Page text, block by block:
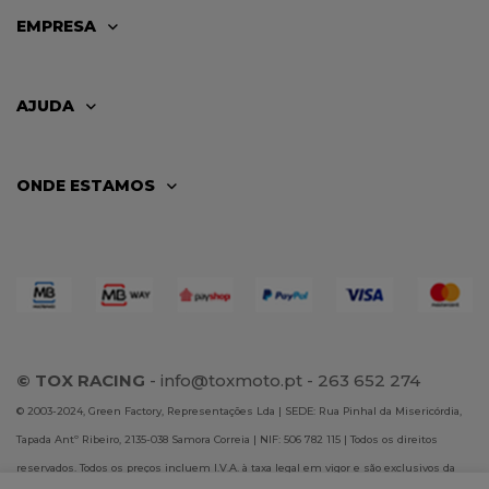
EMPRESA
AJUDA
ONDE ESTAMOS
© TOX RACING - info@toxmoto.pt - 263 652 274
© 2003-2024, Green Factory, Representações Lda | SEDE: Rua Pinhal da Misericórdia,
Tapada Antº Ribeiro, 2135-038 Samora Correia | NIF: 506 782 115 | Todos os direitos
reservados. Todos os preços incluem I.V.A. à taxa legal em vigor e são exclusivos da